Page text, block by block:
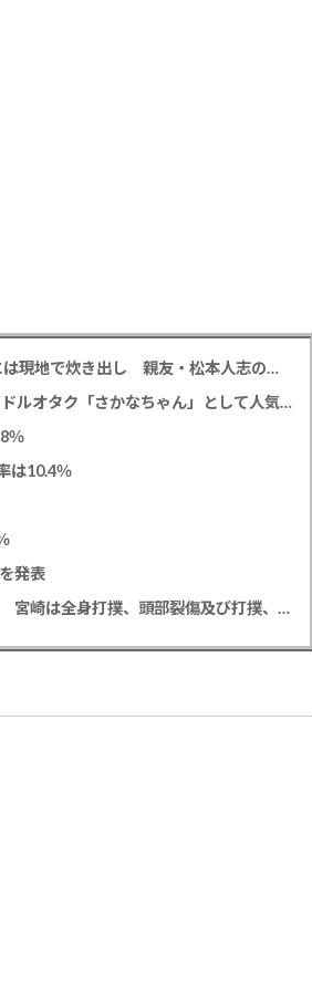
中居正広氏 「ひそかに被災地支援」か？ 2016年の熊本地震直後には現地で炊き出し 親友・松本人志の闘病に心を痛め、頻繁に連絡も
レインボー 池田直人と結婚の佐藤佳奈アナ AKB48合格、熱烈アイドルオタク「さかなちゃん」として人気に、7月末に読売テレビ退社
％
は10.4％
発表
元EXILE黒木啓司 妻・宮崎麗果被告へのDV事案で逮捕されていた 宮崎は全身打撲、頭部裂傷及び打撲、頸部損傷の怪我